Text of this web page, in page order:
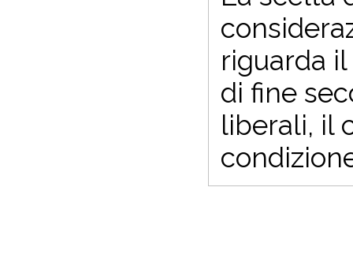
riguarda
di fine
liberali, il